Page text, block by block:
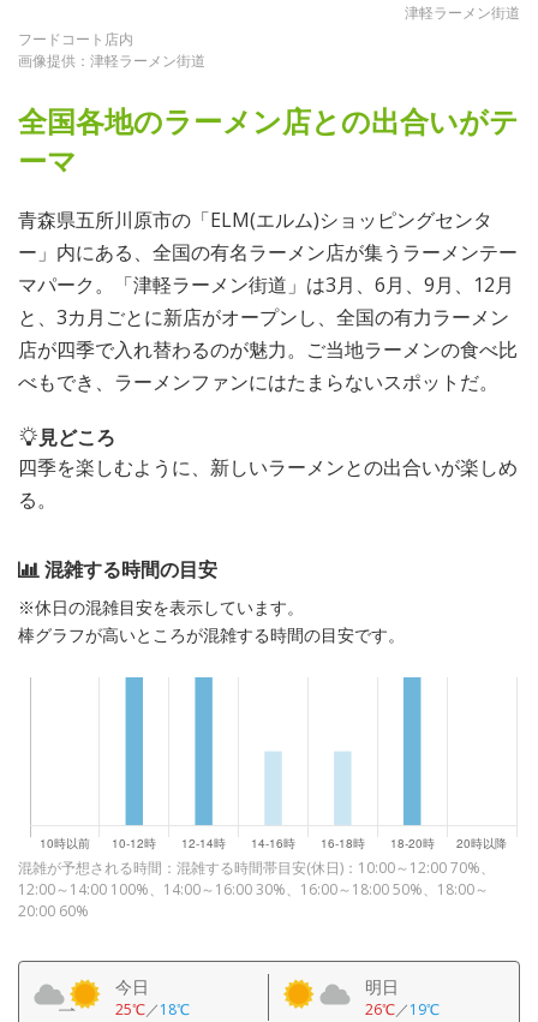
津軽ラーメン街道
フードコート店内
画像提供：津軽ラーメン街道
全国各地のラーメン店との出合いがテ
ーマ
青森県五所川原市の「ELM(エルム)ショッピングセンタ
ー」内にある、全国の有名ラーメン店が集うラーメンテー
マパーク。「津軽ラーメン街道」は3月、6月、9月、12月
と、3カ月ごとに新店がオープンし、全国の有力ラーメン
店が四季で入れ替わるのが魅力。ご当地ラーメンの食べ比
べもでき、ラーメンファンにはたまらないスポットだ。
見どころ
四季を楽しむように、新しいラーメンとの出合いが楽しめ
る。
混雑する時間の目安
※休日の混雑目安を表示しています。
棒グラフが高いところが混雑する時間の目安です。
混雑が予想される時間：混雑する時間帯目安(休日)：10:00～12:00 70%、
12:00～14:00 100%、14:00～16:00 30%、16:00～18:00 50%、18:00～
20:00 60%
今日
25℃／18℃
明日
26℃／19℃